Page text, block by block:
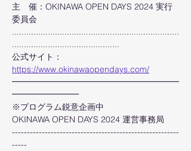
主　催：OKINAWA OPEN DAYS 2024 実行
委員会
......................................................................
.............................................
公式サイト：
https://www.okinawaopendays.com/
━━━━━━━━━━━━━━━━━━━━
━━━━━━━━
※プログラム鋭意企画中
OKINAWA OPEN DAYS 2024 運営事務局
--------------------------------------------------------
-----